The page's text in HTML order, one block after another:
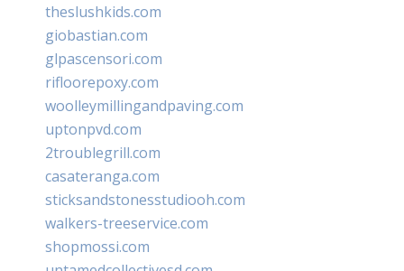
theslushkids.com
giobastian.com
glpascensori.com
rifloorepoxy.com
woolleymillingandpaving.com
uptonpvd.com
2troublegrill.com
casateranga.com
sticksandstonesstudiooh.com
walkers-treeservice.com
shopmossi.com